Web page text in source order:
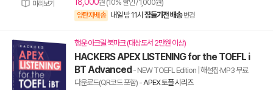
미리보기 원 (10% 할인 / 1,000원)
양탄자배송 내일 밤 11시 잠들기전 배송 변경
행운 아크릴 북마크 (대상도서 2만원 이상)
HACKERS APEX LISTENING for the TOEFL i
BT Advanced - NEW TOEFL Edition | 해설집·MP3 무료
다운로드(QR코드 포함) -APEX 토플 시리즈